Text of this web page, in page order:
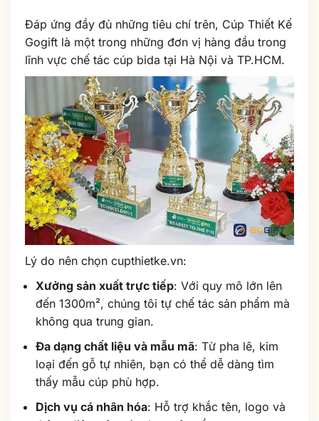
Đáp ứng đầy đủ những tiêu chí trên, Cúp Thiết Kế
Gogift là một trong những đơn vị hàng đầu trong
lĩnh vực chế tác cúp bida tại Hà Nội và TP.HCM.
Lý do nên chọn cupthietke.vn:
Xưởng sản xuất trực tiếp: Với quy mô lớn lên
đến 1300m², chúng tôi tự chế tác sản phẩm mà
không qua trung gian.
Đa dạng chất liệu và mẫu mã: Từ pha lê, kim
loại đến gỗ tự nhiên, bạn có thể dễ dàng tìm
thấy mẫu cúp phù hợp.
Dịch vụ cá nhân hóa: Hỗ trợ khắc tên, logo và